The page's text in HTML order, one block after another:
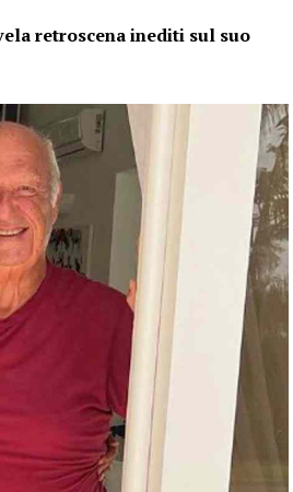
retroscena inediti sul suo